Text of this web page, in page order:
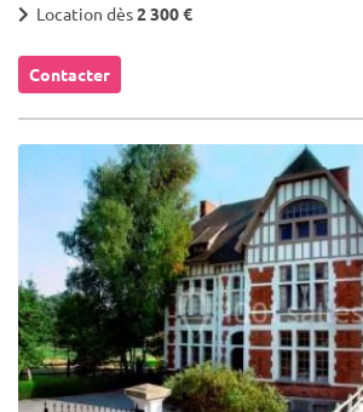
Location dès2 300 €
Contacter